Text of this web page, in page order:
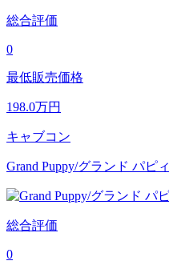
総合評価
0
最低販売価格
198.0万円
キャブコン
Grand Puppy/グランド パピィ
総合評価
0